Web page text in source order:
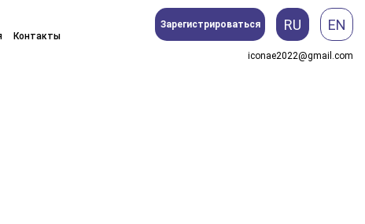
Контакты
Зарегистрироваться RU EN
iconae2022@gmail.com